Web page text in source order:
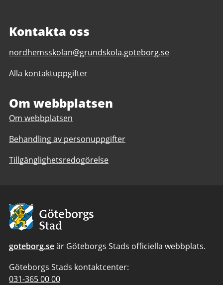
Kontakta oss
E-
till
2-
anpassad
grundskola
9
nordhemsskolan@grundskola.goteborg.se
Alla kontaktuppgifter
Om webbplatsen
Om webbplatsen
Behandling av personuppgifter
Tillgänglighetsredogörelse
Avsändare:
Göteborgs
Stad
goteborg.seär Göteborgs Stads officiella webbplats.
Göteborgs Stads kontaktcenter:
Telefonnummer
031-365 00 00